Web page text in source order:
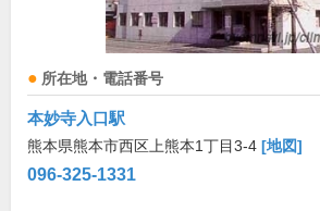
所在地・電話番号
本妙寺入口駅
熊本県熊本市西区上熊本1丁目3-4 [地図]
096-325-1331